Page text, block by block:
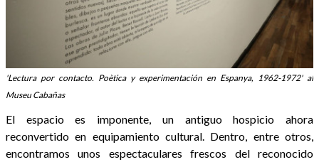
'Lectura por contacto. Poètica y experimentación en Espanya, 1962-1972' al
Museu Cabañas
El espacio es imponente, un antiguo hospicio ahora
reconvertido en equipamiento cultural. Dentro, entre otros,
encontramos unos espectaculares frescos del reconocido